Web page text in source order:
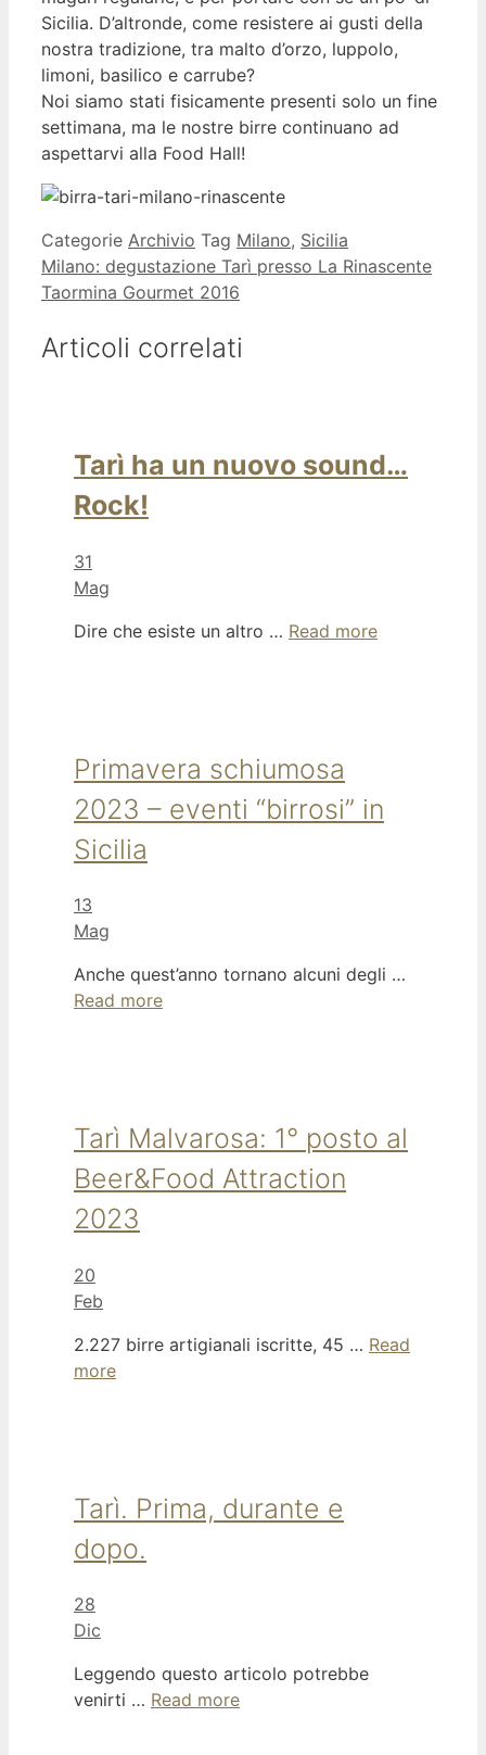
Sicilia. D’altronde, come resistere ai gusti della
nostra tradizione, tra malto d’orzo, luppolo,
limoni, basilico e carrube?
Noi siamo stati fisicamente presenti solo un fine
settimana, ma le nostre birre continuano ad
aspettarvi alla Food Hall!
Categorie Archivio Tag Milano, Sicilia
Milano: degustazione Tarì presso La Rinascente
Taormina Gourmet 2016
Articoli correlati
Tarì ha un nuovo sound…
Rock!
31
Mag
Dire che esiste un altro … Read more
Primavera schiumosa
2023 – eventi “birrosi” in
Sicilia
13
Mag
Anche quest’anno tornano alcuni degli …
Read more
Tarì Malvarosa: 1° posto al
Beer&Food Attraction
2023
20
Feb
2.227 birre artigianali iscritte, 45 … Read
more
Tarì. Prima, durante e
dopo.
28
Dic
Leggendo questo articolo potrebbe
venirti … Read more